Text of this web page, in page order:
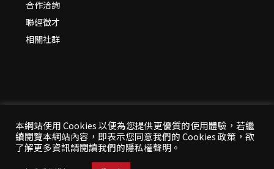
合作洽詢
聯經徵才
相關社群
© 2026 年聯經出版：思考，連結過去與未來
All Rights Reserved | 本站台資料為版權所有，非經同
意請勿作任何形式之轉載使用
本網站使用 Cookies 以便為您提供更優質的使用體驗，若繼
續閱覽本網站內容，即表示您同意我們的 Cookies 政策，欲
了解更多資訊請閱讀我們的隱私權聲明。